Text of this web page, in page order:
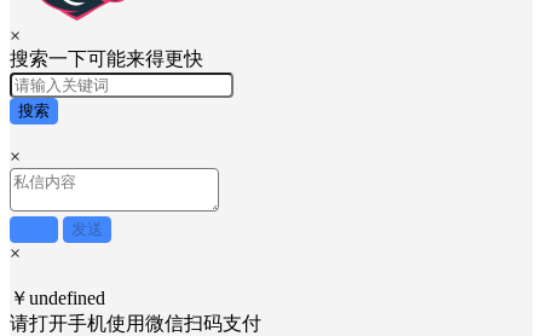
×
搜索一下可能来得更快
搜索
×
发送
×
￥undefined
请打开手机使用微信扫码支付